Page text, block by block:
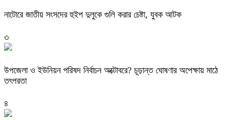
নাটোরে জাতীয় সংসদের হুইপ দুলুকে গুলি করার চেষ্টা, যুবক আটক
৩
উপজেলা ও ইউনিয়ন পরিষদ নির্বাচন অক্টোবরে? চূড়ান্ত ঘোষণার অপেক্ষায় মাঠে
তৎপরতা
৪